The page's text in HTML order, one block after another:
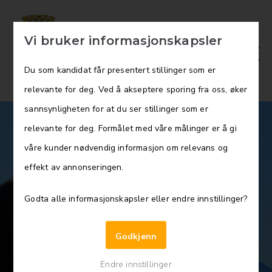
Vi bruker informasjonskapsler
Du som kandidat får presentert stillinger som er
relevante for deg. Ved å akseptere sporing fra oss, øker
sannsynligheten for at du ser stillinger som er
relevante for deg. Formålet med våre målinger er å gi
våre kunder nødvendig informasjon om relevans og
effekt av annonseringen.
Godta alle informasjonskapsler eller endre innstillinger?
Godkjenn
Endre innstillinger
Helsetjenester, Legesenteret i Molde
Fastlegehjemmel med
etableringstilskudd –